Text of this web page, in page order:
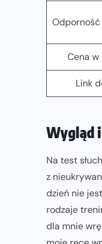
Cena
Link
Wygląd
Na test
z
dzień nie
rodzaje
dla mnie